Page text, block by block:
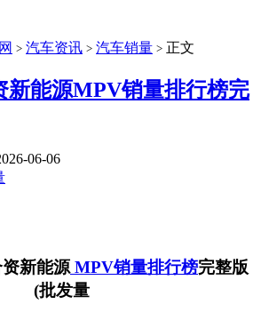
> 汽车资讯 > 汽车销量 > 正文
新能源MPV销量排行榜完
06-06
新能源 MPV销量排行榜完整版
(批发量